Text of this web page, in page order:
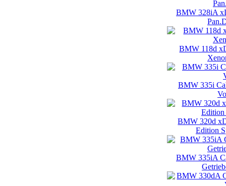
BMW 328iA
BMW 118d
BMW 335i
BMW 320d
Edition
BMW 335iA